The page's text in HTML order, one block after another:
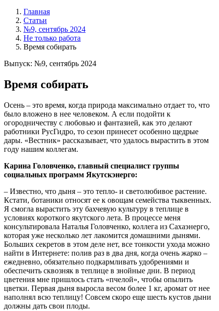
Главная
Статьи
№9, сентябрь 2024
Не только работа
Время собирать
Выпуск: №9, сентябрь 2024
Время собирать
Осень – это время, когда природа максимально отдает то, что
было вложено в нее человеком. А если подойти к
огородничеству с любовью и фантазией, как это делают
работники РусГидро, то сезон принесет особенно щедрые
дары. «Вестник» рассказывает, что удалось вырастить в этом
году нашим коллегам.
Карина Головченко, главный специалист группы
социальных программ Якутскэнерго:
– Известно, что дыня – это тепло- и светолюбивое растение.
Кстати, ботаники относят ее к овощам семейства тыквенных.
Я смогла вырастить эту бахчевую культуру в теплице в
условиях короткого якутского лета. В процессе меня
консультировала Наталья Головченко, коллега из Сахаэнерго,
которая уже несколько лет лакомится домашними дынями.
Больших секретов в этом деле нет, все тонкости ухода можно
найти в Интернете: полив раз в два дня, когда очень жарко –
ежедневно, обязательно подкармливать удобрениями и
обеспечить сквозняк в теплице в знойные дни. В период
цветения мне пришлось стать «пчелой», чтобы опылить
цветки. Первая дыня выросла весом более 1 кг, аромат от нее
наполнял всю теплицу! Совсем скоро еще шесть кустов дыни
должны дать свои плоды.